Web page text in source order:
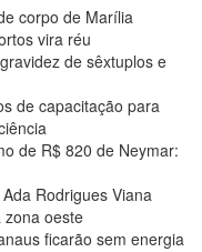
corpo de Marília
vira réu
de sêxtuplos e
de capacitação para
de R$ 820 de Neymar:
Rodrigues Viana
zona oeste
ficarão sem energia